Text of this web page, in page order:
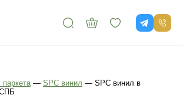
паркета — SPC винил — SPC винил в